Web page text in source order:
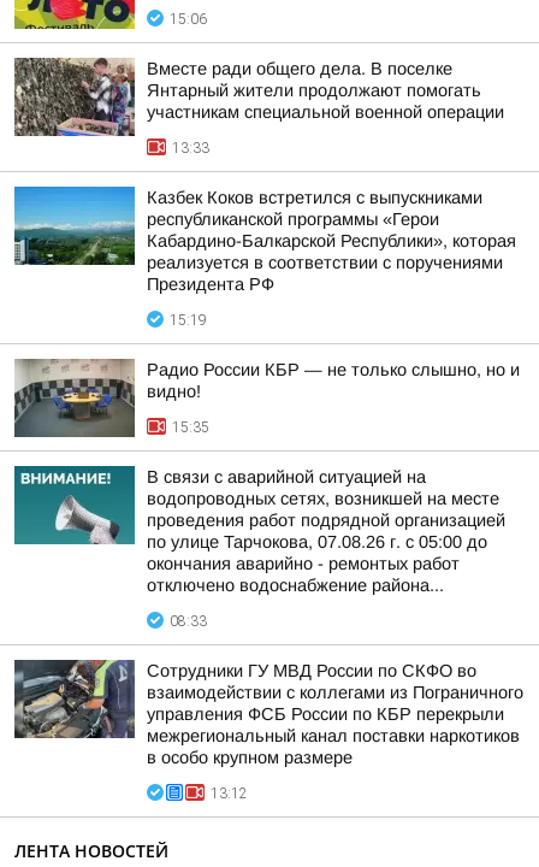
15:06
Вместе ради общего дела. В поселке
Янтарный жители продолжают помогать
участникам специальной военной операции
13:33
Казбек Коков встретился с выпускниками
республиканской программы «Герои
Кабардино-Балкарской Республики», которая
реализуется в соответствии с поручениями
Президента РФ
15:19
Радио России КБР — не только слышно, но и
видно!
15:35
В связи с аварийной ситуацией на
водопроводных сетях, возникшей на месте
проведения работ подрядной организацией
по улице Тарчокова, 07.08.26 г. с 05:00 до
окончания аварийно - ремонтых работ
отключено водоснабжение района...
08:33
Сотрудники ГУ МВД России по СКФО во
взаимодействии с коллегами из Пограничного
управления ФСБ России по КБР перекрыли
межрегиональный канал поставки наркотиков
в особо крупном размере
13:12
ЛЕНТА НОВОСТЕЙ